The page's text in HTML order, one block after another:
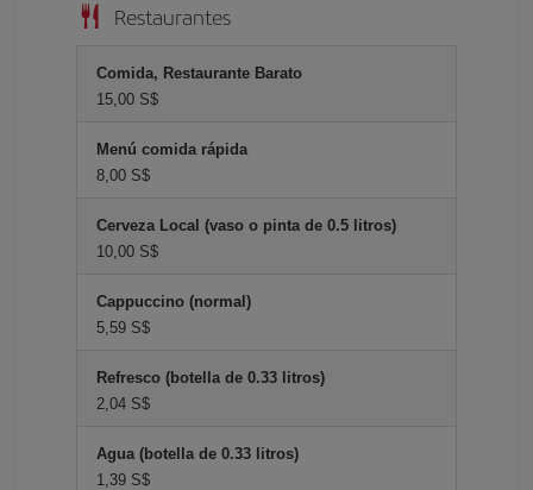
Restaurantes
Comida, Restaurante Barato
15,00 S$
Menú comida rápida
8,00 S$
Cerveza Local (vaso o pinta de 0.5 litros)
10,00 S$
Cappuccino (normal)
5,59 S$
Refresco (botella de 0.33 litros)
2,04 S$
Agua (botella de 0.33 litros)
1,39 S$